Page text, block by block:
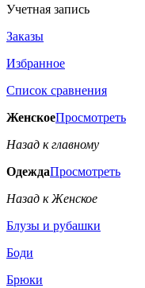
Учетная запись
Заказы
Избранное
Список сравнения
ЖенскоеПросмотреть
Назад к главному
ОдеждаПросмотреть
Назад к Женское
Блузы и рубашки
Боди
Брюки